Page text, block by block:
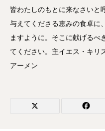
皆わたしのもとに来なさいと
与えてくださる恵みの食卓に
ますように。そこに献げるべ
てください。主イエス・キリ
アーメン